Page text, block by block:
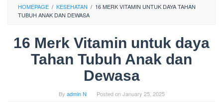
HOMEPAGE / KESEHATAN / 16 MERK VITAMIN UNTUK DAYA TAHAN
TUBUH ANAK DAN DEWASA
16 Merk Vitamin untuk daya
Tahan Tubuh Anak dan
Dewasa
By admin N Posted onJanuary 25, 2025